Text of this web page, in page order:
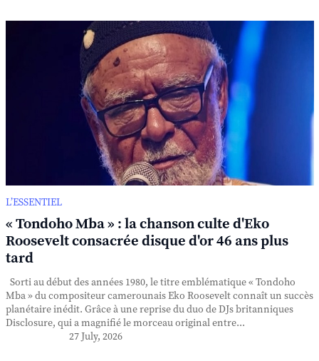
L’ESSENTIEL
« Tondoho Mba » : la chanson culte d'Eko
Roosevelt consacrée disque d'or 46 ans plus
tard
Sorti au début des années 1980, le titre emblématique « Tondoho
Mba » du compositeur camerounais Eko Roosevelt connaît un succès
planétaire inédit. Grâce à une reprise du duo de DJs britanniques
Disclosure, qui a magnifié le morceau original entre...
27 July, 2026